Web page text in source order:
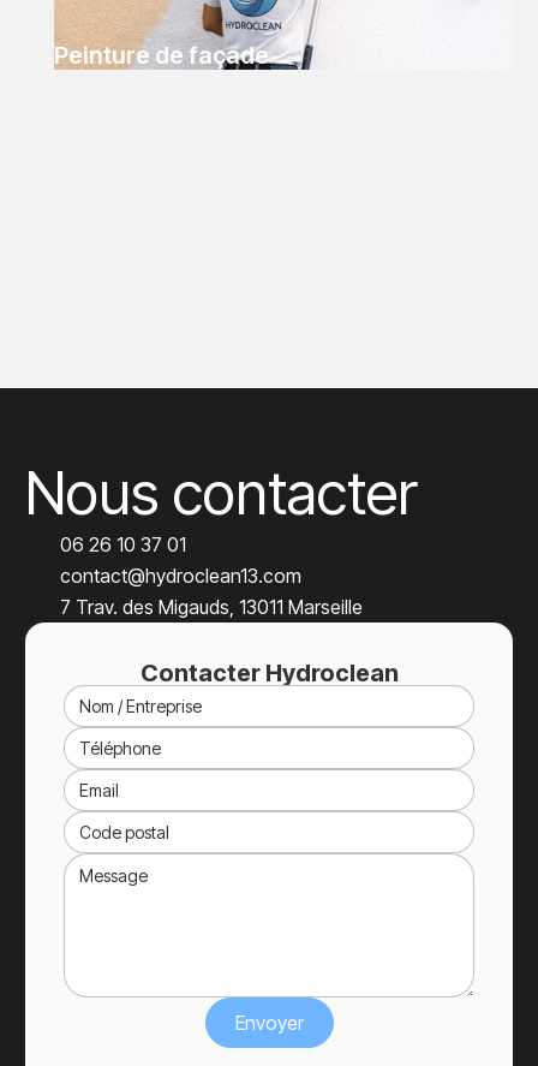
Peinture de façade
Nous contacter
06 26 10 37 01
contact@hydroclean13.com
7 Trav. des Migauds, 13011 Marseille
Contacter Hydroclean